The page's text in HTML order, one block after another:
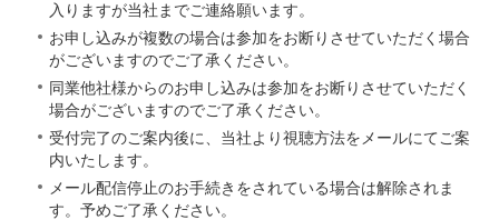
入りますが当社までご連絡願います。
お申し込みが複数の場合は参加をお断りさせていただく場合
がございますのでご了承ください。
同業他社様からのお申し込みは参加をお断りさせていただく
場合がございますのでご了承ください。
受付完了のご案内後に、当社より視聴方法をメールにてご案
内いたします。
メール配信停止のお手続きをされている場合は解除されま
す。予めご了承ください。